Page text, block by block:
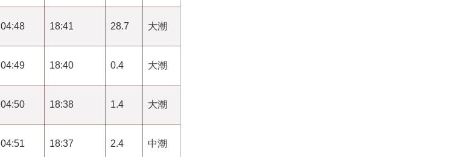
04:48 18:41 28.7 大潮
04:49 18:40 0.4 大潮
04:50 18:38 1.4 大潮
04:51 18:37 2.4 中潮